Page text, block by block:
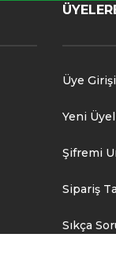
Üye Girişi
Yeni
Şifremi
Sipariş
Sıkça